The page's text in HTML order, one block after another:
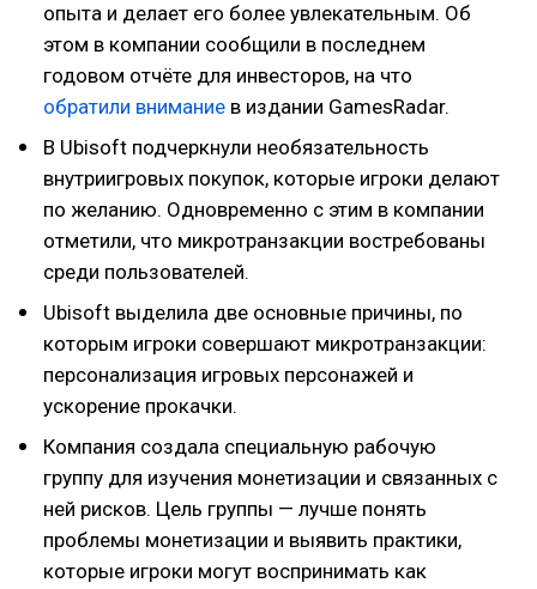
опыта и делает его более увлекательным. Об
этом в компании сообщили в последнем
годовом отчёте для инвесторов, на что
обратили внимание в издании GamesRadar.
В Ubisoft подчеркнули необязательность
внутриигровых покупок, которые игроки делают
по желанию. Одновременно с этим в компании
отметили, что микротранзакции востребованы
среди пользователей.
Ubisoft выделила две основные причины, по
которым игроки совершают микротранзакции:
персонализация игровых персонажей и
ускорение прокачки.
Компания создала специальную рабочую
группу для изучения монетизации и связанных с
ней рисков. Цель группы — лучше понять
проблемы монетизации и выявить практики,
которые игроки могут воспринимать как